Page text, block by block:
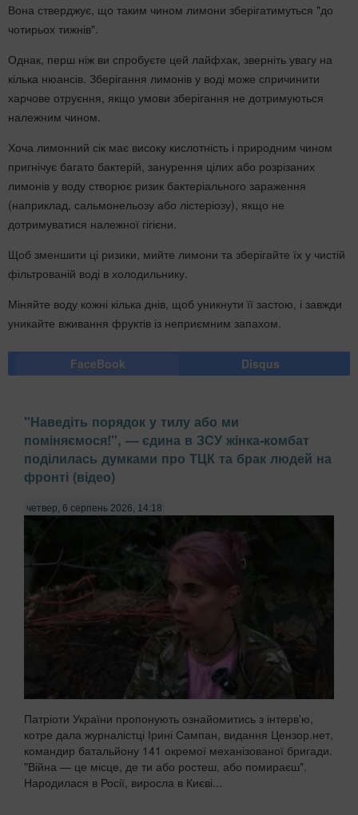
Вона стверджує, що таким чином лимони зберігатимуться "до
чотирьох тижнів".
Однак, перш ніж ви спробуєте цей лайфхак, зверніть увагу на
кілька нюансів. Зберігання лимонів у воді може спричинити
харчове отруєння, якщо умови зберігання не дотримуються
належним чином.
Хоча лимонний сік має високу кислотність і природним чином
пригнічує багато бактерій, занурення цілих або розрізаних
лимонів у воду створює ризик бактеріального зараження
(наприклад, сальмонельозу або лістеріозу), якщо не
дотримуватися належної гігієни.
Щоб зменшити ці ризики, мийте лимони та зберігайте їх у чистій
фільтрованій воді в холодильнику.
Міняйте воду кожні кілька днів, щоб уникнути її застою, і завжди
уникайте вживання фруктів із неприємним запахом.
FaceBook Disqus
"Наведіть порядок у тилу або ми
поміняємося!", — єдина в ЗСУ жінка-комбат
поділилась думками про ТЦК та брак людей на
фронті (відео)
четвер, 6 серпень 2026, 14:18
Патріоти України пропонують ознайомитись з інтерв'ю,
котре дала журналістці Ірині Сампан, видання Цензор.нет,
командир батальйону 141 окремої механізованої бригади.
"Війна — це місце, де ти або ростеш, або помираєш".
Народилася в Росії, виросла в Києві...